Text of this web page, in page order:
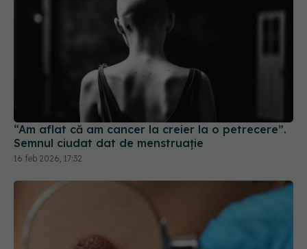
“Am aflat că am cancer la creier la o petrecere”.
Semnul ciudat dat de menstruație
16 feb 2026, 17:32